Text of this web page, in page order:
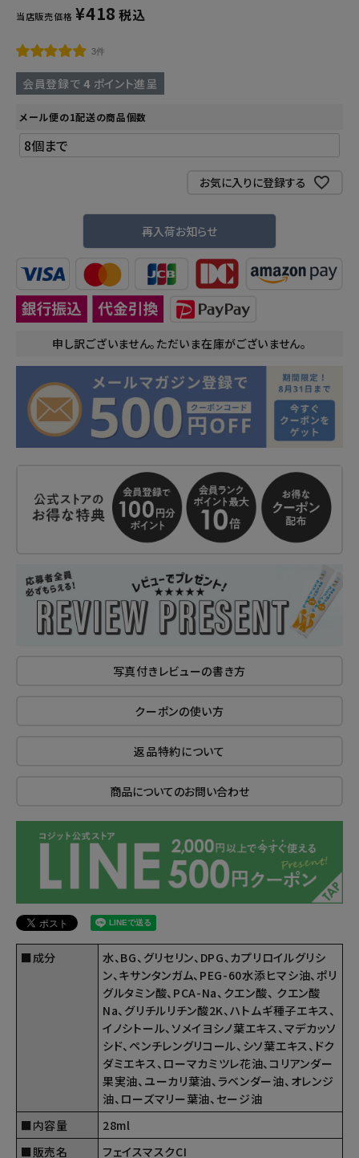
当店販売価格 ¥418 税込
3件
会員登録で 4 ポイント進呈
メール便の1配送の商品個数
お気に入りに登録する
再入荷お知らせ
申し訳ございません。ただいま在庫がございません。
写真付きレビューの書き方
クーポンの使い方
返品特約について
商品についてのお問い合わせ
■成分
水、BG、グリセリン、DPG、カプリロイルグリシ
ン、キサンタンガム、PEG-60水添ヒマシ油、ポリ
グルタミン酸、PCA-Na、クエン酸、 クエン酸
Na、グリチルリチン酸2K、ハトムギ種子エキス、
イノシトール、ソメイヨシノ葉エキス、マデカッソ
シド、ペンチレングリコール、シソ葉エキス、ドク
ダミエキス、ローマカミツレ花油、コリアンダー
果実油、ユーカリ葉油、ラベンダー油、オレンジ
油、ローズマリー葉油、セージ油
■内容量
28ml
■販売名
フェイスマスクCI